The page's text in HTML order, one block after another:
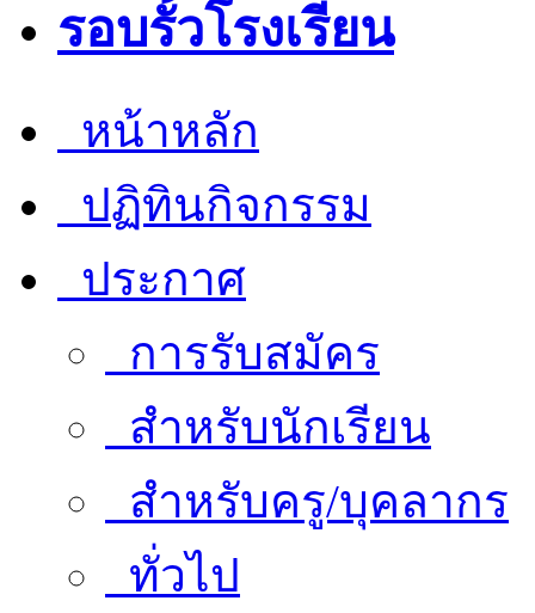
รอบรั้วโรงเรียน
หน้าหลัก
ปฏิทินกิจกรรม
ประกาศ
การรับสมัคร
สำหรับนักเรียน
สำหรับครู/บุคลากร
ทั่วไป